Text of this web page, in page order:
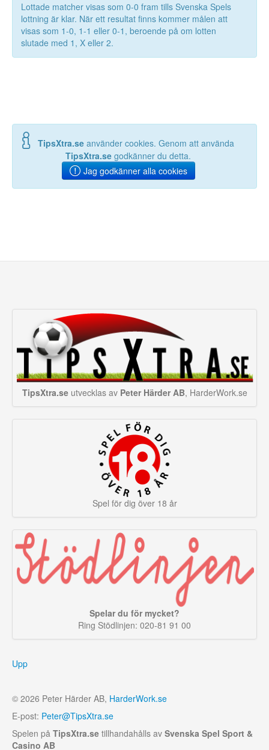
Lottade matcher visas som 0-0 fram tills Svenska Spels
lottning är klar. När ett resultat finns kommer målen att
visas som 1-0, 1-1 eller 0-1, beroende på om lotten
slutade med 1, X eller 2.
TipsXtra.se använder cookies. Genom att använda
TipsXtra.se godkänner du detta.
Jag godkänner alla cookies
TipsXtra.seutvecklas av Peter Härder AB, HarderWork.se
Spel för dig över 18 år
Spelar du för mycket?
Ring Stödlinjen: 020-81 91 00
Upp
© 2026 Peter Härder AB, HarderWork.se
E-post: Peter@TipsXtra.se
Spelen på TipsXtra.se tillhandahålls av Svenska Spel Sport &
Casino AB